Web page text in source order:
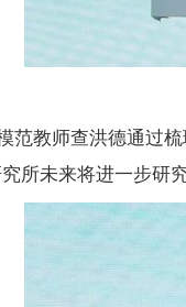
范教师查洪德通过
所未来将进一步研